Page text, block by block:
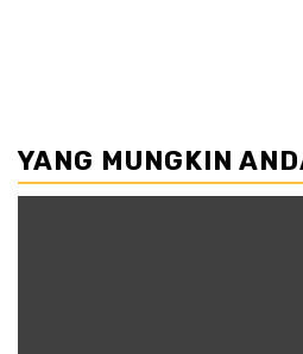
YANG MUNGKIN